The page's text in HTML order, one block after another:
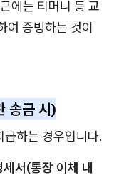
에는 티머니 등 교
여 증빙하는 것이
송금 시)
하는 경우입니다.
서(통장 이체 내